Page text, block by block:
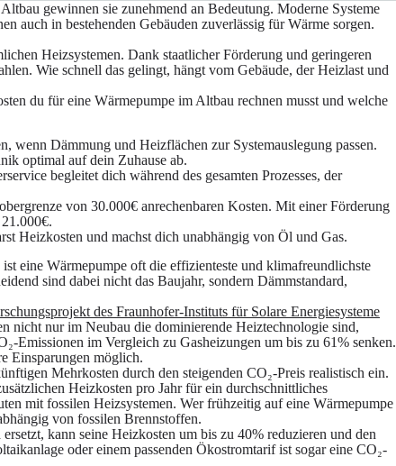
gewinnen sie zunehmend an Bedeutung. Moderne Systeme
auch in bestehenden Gebäuden zuverlässig für Wärme sorgen.
Heizsystemen. Dank staatlicher Förderung und geringeren
Wie schnell das gelingt, hängt vom Gebäude, der Heizlast und
du für eine Wärmepumpe im Altbau rechnen musst und welche
wenn Dämmung und Heizflächen zur Systemauslegung passen.
optimal auf dein Zuhause ab.
begleitet dich während des gesamten Prozesses, der
von 30.000€ anrechenbaren Kosten. Mit einer Förderung
Heizkosten und machst dich unabhängig von Öl und Gas.
eine Wärmepumpe oft die effizienteste und klimafreundlichste
sind dabei nicht das Baujahr, sondern Dämmstandard,
des Fraunhofer-Instituts für Solare Energiesysteme
nicht nur im Neubau die dominierende Heiztechnologie sind,
Emissionen im Vergleich zu Gasheizungen um bis zu 61% senken.
Einsparungen möglich.
Mehrkosten durch den steigenden CO₂-Preis realistisch ein.
Heizkosten pro Jahr für ein durchschnittliches
mit fossilen Heizsystemen. Wer frühzeitig auf eine Wärmepumpe
von fossilen Brennstoffen.
kann seine Heizkosten um bis zu 40% reduzieren und den
oder einem passenden Ökostromtarif ist sogar eine CO₂-